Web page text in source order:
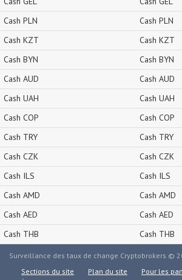
Cash PLN
Cash KZT
Cash BYN
Cash AUD
Cash UAH
Cash COP
Cash TRY
Cash CZK
Cash ILS
Cash AMD
Cash AED
Cash THB
Cash PLN
Cash KZT
Cash BYN
Cash AUD
Cash UAH
Cash COP
Cash TRY
Cash CZK
Cash ILS
Cash AMD
Cash AED
Cash THB
Surveillance des taux de change Cryptobrokers ©
Sections du site
Plan du site
Pour les